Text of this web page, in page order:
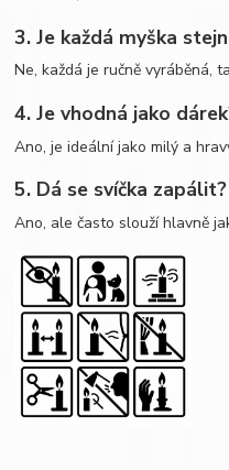
3. Je každá myška
Ne, každá je ručně vyráběná,
4. Je vhodná jako
Ano, je ideální jako milý a
5. Dá se svíčka zapálit?
Ano, ale často slouží hlavně